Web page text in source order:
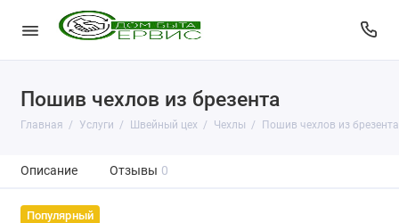
Пошив чехлов из брезента
Главная Услуги Швейный цех Чехлы Пошив чехлов из брезента
Описание Отзывы 0
Популярный